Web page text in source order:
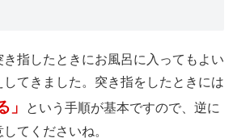
指したときにお風呂に入ってもよい
てきました。突き指をしたときには
」
という手順が基本ですので、逆に
てくださいね。